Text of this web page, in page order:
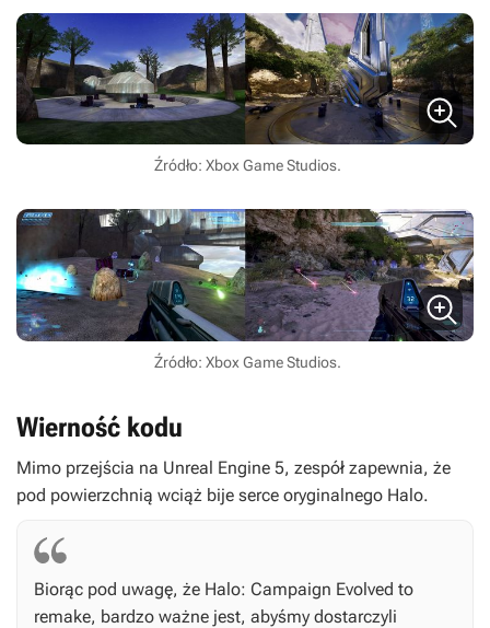
Źródło: Xbox Game Studios.
Źródło: Xbox Game Studios.
Wierność kodu
Mimo przejścia na Unreal Engine 5, zespół zapewnia, że
pod powierzchnią wciąż bije serce oryginalnego Halo.
Biorąc pod uwagę, że Halo: Campaign Evolved to
remake, bardzo ważne jest, abyśmy dostarczyli